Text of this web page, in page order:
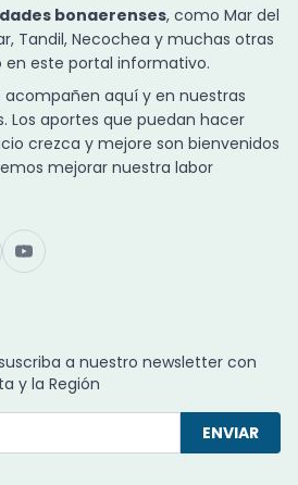
bonaerenses, como Mar del
Tandil, Necochea y muchas otras
este portal informativo.
aquí y en nuestras
Los aportes que puedan hacer
crezca y mejore son bienvenidos
mejorar nuestra labor
a nuestro newsletter con
y la Región
ENVIAR